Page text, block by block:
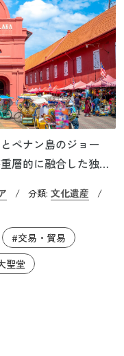
ペナン島のジョー
層的に融合した独自
大航海時代から数多
峡の周辺はモンスー
の港町は、風待ちの
きました。結果的に
、この場所では文化
都市となったので
/ 分類: 文化遺産
/
#交易・貿易
聖堂